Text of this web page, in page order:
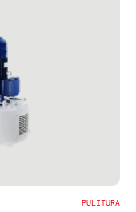
PULITURA
mail e riferite a